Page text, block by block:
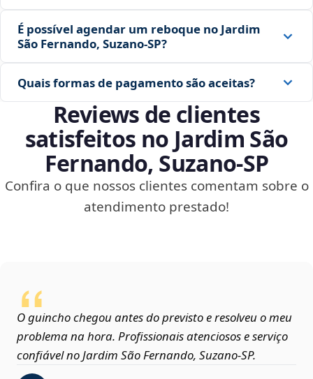
É possível agendar um reboque no Jardim
São Fernando, Suzano‑SP?
Quais formas de pagamento são aceitas?
Reviews de clientes
satisfeitos no Jardim São
Fernando, Suzano‑SP
Confira o que nossos clientes comentam sobre o
atendimento prestado!
O guincho chegou antes do previsto e resolveu o meu
problema na hora. Profissionais atenciosos e serviço
confiável no Jardim São Fernando, Suzano‑SP.